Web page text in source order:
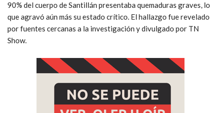
90% del cuerpo de Santillán presentaba quemaduras graves, lo
que agravó aún más su estado crítico. El hallazgo fue revelado
por fuentes cercanas a la investigación y divulgado por TN
Show.